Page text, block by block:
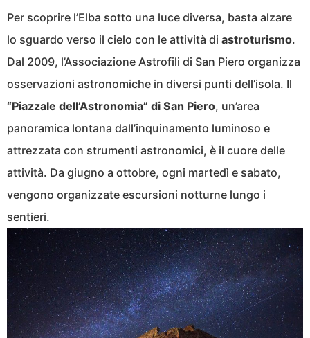
Per scoprire l’Elba sotto una luce diversa, basta alzare
lo sguardo verso il cielo con le attività di astroturismo.
Dal 2009, l’Associazione Astrofili di San Piero organizza
osservazioni astronomiche in diversi punti dell’isola. Il
“Piazzale dell’Astronomia” di San Piero, un’area
panoramica lontana dall’inquinamento luminoso e
attrezzata con strumenti astronomici, è il cuore delle
attività. Da giugno a ottobre, ogni martedì e sabato,
vengono organizzate escursioni notturne lungo i
sentieri.